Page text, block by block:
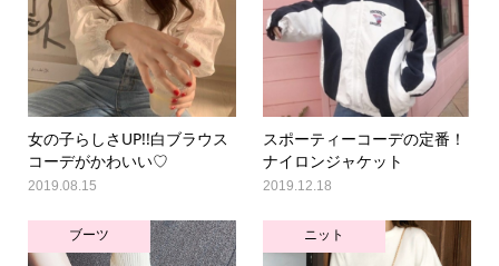
女の子らしさUP!!白ブラウス
コーデがかわいい♡
2019.08.15
スポーティーコーデの定番！
ナイロンジャケット
2019.12.18
ブーツ ニット